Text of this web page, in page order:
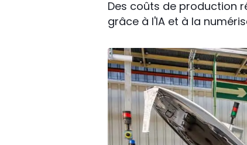
Des coûts de production
grâce à l'IA et à la